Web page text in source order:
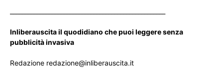
Inliberauscita il quodidiano che puoi leggere senza
pubblicità invasiva
Redazione redazione@inliberauscita.it